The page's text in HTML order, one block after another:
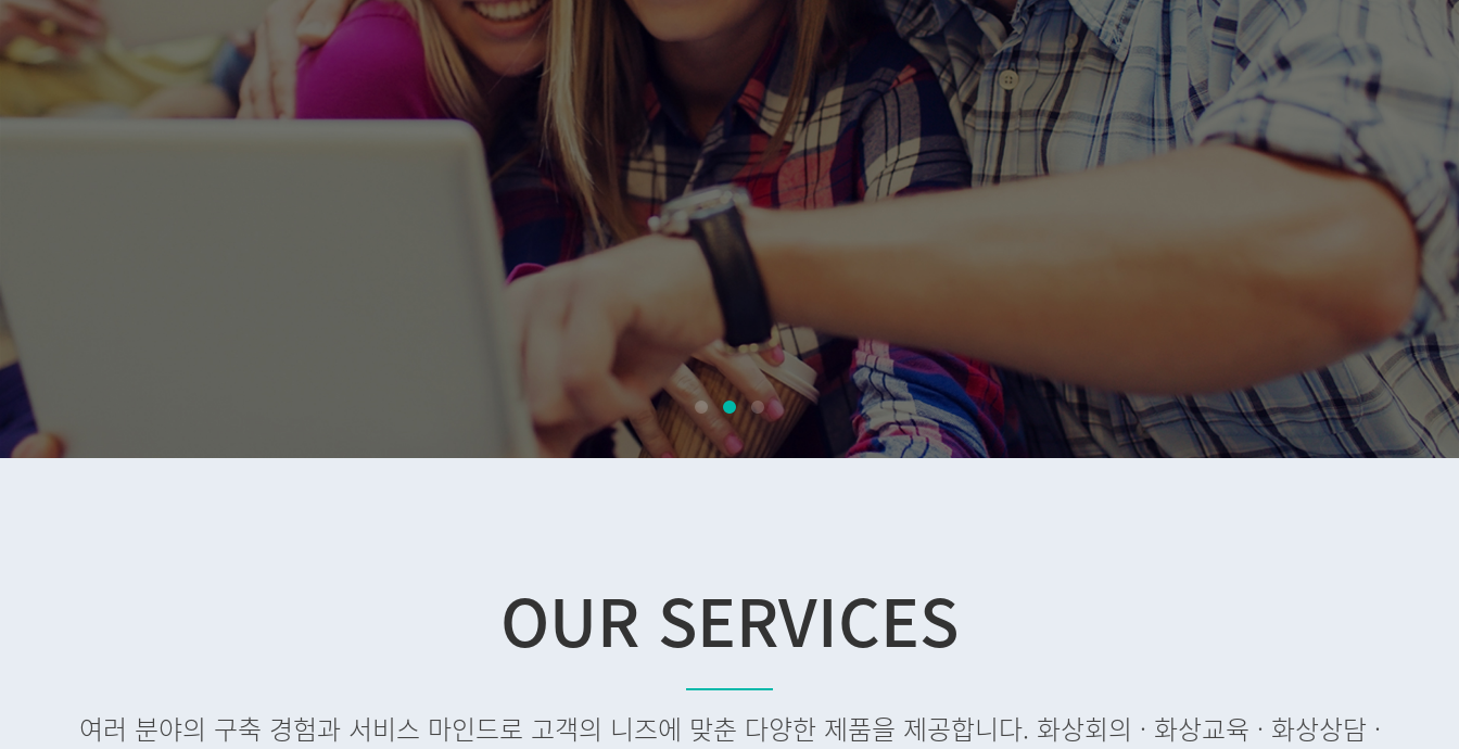
ezView는 원격회의, 교육, 세미나, 상담, 관제 등 고객의 다양한 비즈니스 영역
에 맞는 맞춤형 서비스를 제공합니다.
OUR SERVICES
여러 분야의 구축 경험과 서비스 마인드로 고객의 니즈에 맞춘 다양한 제품을 제공합니다. 화상회의 · 화상교육 · 화상상담 ·